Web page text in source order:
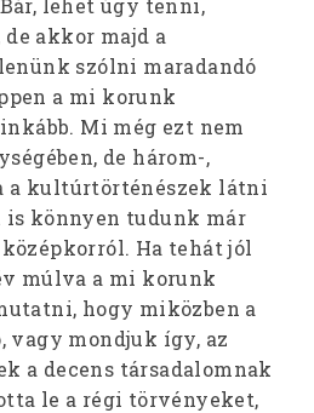
akkor majd a
szólni maradandó
a mi korunk
Mi még ezt nem
de három-,
a kultúrtörténészek látni
is könnyen tudunk már
Ha tehát jól
múlva a mi korunk
hogy miközben a
mondjuk így, az
a decens társadalomnak
le a régi törvényeket,